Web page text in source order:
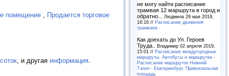
помещение
Продается торговое
, и другая информация
не могу найти расписание
трамвая 12 маршрута в город и
обратно...
Людмила 29 мая 2019,
16:16 // Расписание движения
трамваев -
Как доехать до Ул. Героев
Труда.. Владимир 02 апреля 2019,
15:01 // Расписание междугородные
маршруты. Автобусы и маршрутки -
Расписание маршруток Нижний
Тагил - Екатеринбург. Привокзальная
площадь